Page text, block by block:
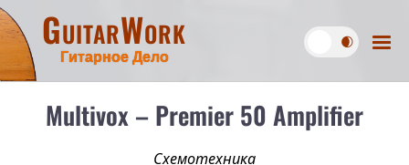
GuitarWork
Гитарное Дело
Multivox – Premier 50 Amplifier
Схемотехника